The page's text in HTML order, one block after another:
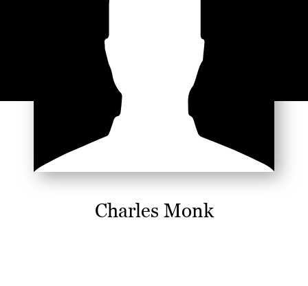
Charles Monk